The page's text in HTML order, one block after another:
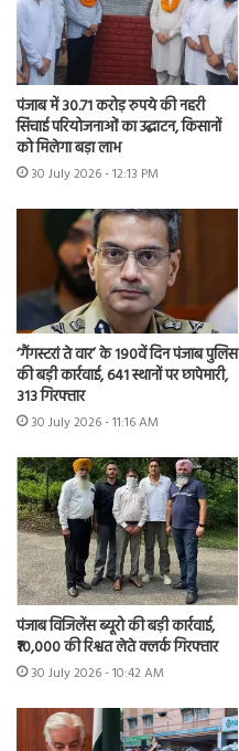
पंजाब में 30.71 करोड़ रुपये की नहरी
सिंचाई परियोजनाओं का उद्घाटन, किसानों
को मिलेगा बड़ा लाभ
30 July 2026 - 12:13 PM
‘गैंगस्टरां ते वार’ के 190वें दिन पंजाब पुलिस
की बड़ी कार्रवाई, 641 स्थानों पर छापेमारी,
313 गिरफ्तार
30 July 2026 - 11:16 AM
पंजाब विजिलेंस ब्यूरो की बड़ी कार्रवाई,
₹10,000 की रिश्वत लेते क्लर्क गिरफ्तार
30 July 2026 - 10:42 AM